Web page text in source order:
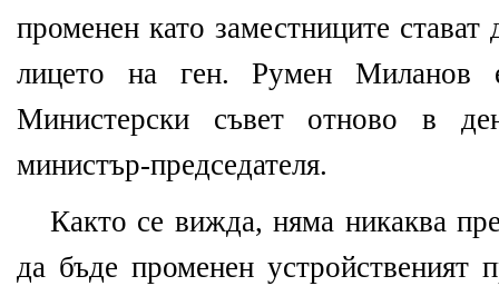
променен като заместниците
лицето на ген. Румен Миланов
Министерски съвет отново в
министър-председателя.
Както се вижда, няма никаква
да бъде променен